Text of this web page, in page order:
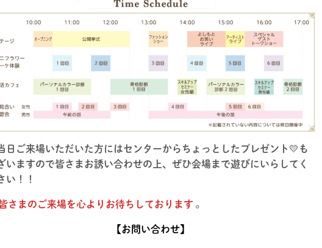
日ご来場いただいた方にはセンターからちょっとしたプレゼント 💛 も
いますので皆さまお誘い合わせの上、ぜひ会場まで遊びにいらしてく
い！！
さまのご来場を心よりお待ちしております 。
【お問い合わせ】